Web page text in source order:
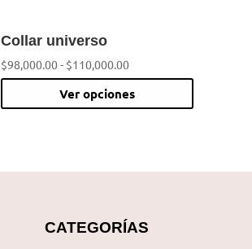
Collar universo
$98,000.00- $110,000.00Rango
de
precios:
$110,000.00
Ver opciones
Este
producto
CATEGORÍAS